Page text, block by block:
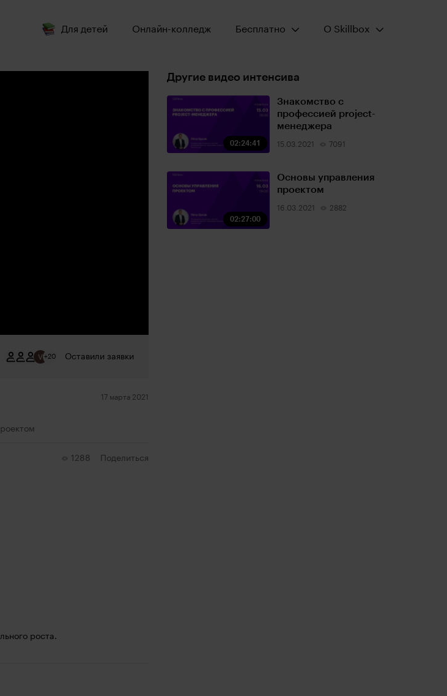
Для детей Онлайн-колледж Открыть меню:
Бесплатно Открыть меню:
О Skillbox
+20 Оставили заявки
17 марта 2021
1288 Поделиться
роста.
Другие видео интенсива
02:24:41
Знакомство с
профессией project-
менеджера
15.03.2021 7091
02:27:00
Основы управления
проектом
16.03.2021 2882